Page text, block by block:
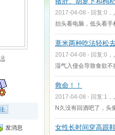
发消息
2017-04-08 - 回复:0，
抬头看电脑，低头看
薏米两种吃法轻松
2017-04-08 - 回复:0，
湿气入侵会导致食欲
救命！！
2017-04-08 - 回复:1，
N久没有回酒吧了，头
女性长时间穿高跟